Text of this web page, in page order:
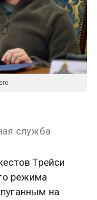
служба
Трейси
режима
на